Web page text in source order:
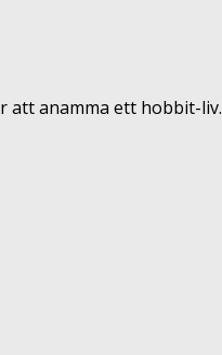
att anamma ett hobbit-liv.